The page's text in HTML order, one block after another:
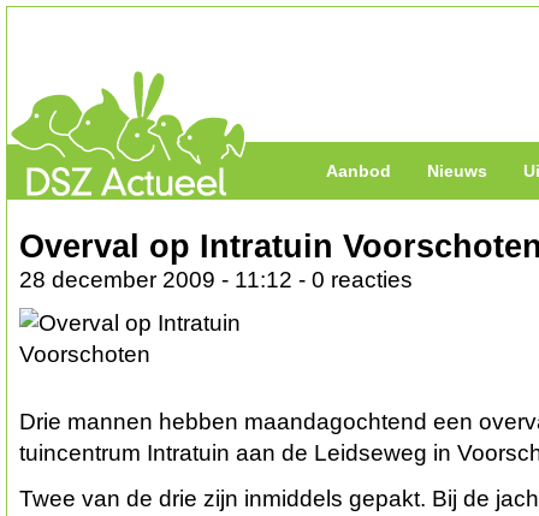
Aanbod Nieuws
Overval op Intratuin
28 december 2009 - 11:12 - 0 reacties
Drie mannen hebben maandagochtend een
tuincentrum Intratuin aan de Leidseweg in
Twee van de drie zijn inmiddels gepakt. Bij de